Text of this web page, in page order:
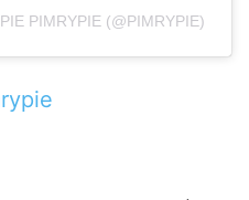
PIMRYPIE (@PIMRYPIE)